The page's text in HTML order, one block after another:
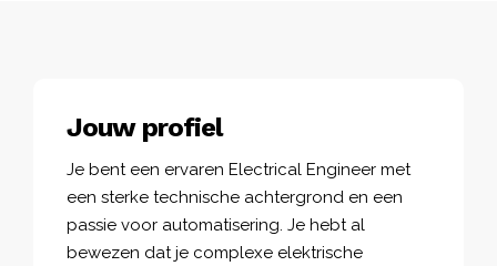
Jouw profiel
Je bent een ervaren Electrical Engineer met
een sterke technische achtergrond en een
passie voor automatisering. Je hebt al
bewezen dat je complexe elektrische